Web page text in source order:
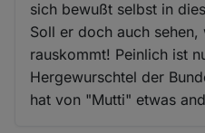
sich bewußt selbst in
Soll er doch auch
rauskommt! Peinlich ist
Hergewurschtel der
hat von "Mutti" etwas